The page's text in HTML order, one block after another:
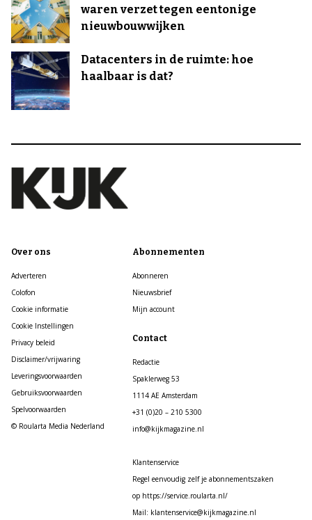
waren verzet tegen eentonige
nieuwbouwwijken
Datacenters in de ruimte: hoe
haalbaar is dat?
Over ons
Adverteren
Colofon
Cookie informatie
Cookie Instellingen
Privacy beleid
Disclaimer/vrijwaring
Leveringsvoorwaarden
Gebruiksvoorwaarden
Spelvoorwaarden
© Roularta Media Nederland
Abonnementen
Abonneren
Nieuwsbrief
Mijn account
Contact
Redactie
Spaklerweg 53
1114 AE Amsterdam
+31 (0)20 – 210 5300
info@kijkmagazine.nl
Klantenservice
Regel eenvoudig zelf je abonnementszaken
op https://service.roularta.nl/
Mail: klantenservice@kijkmagazine.nl